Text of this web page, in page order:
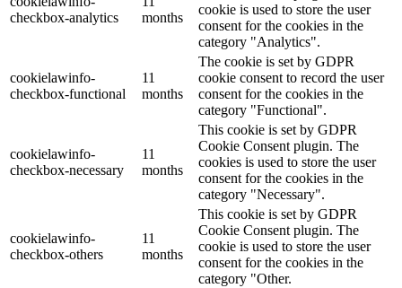
checkbox-analytics
months
cookie is used to store the user
consent for the cookies in the
category "Analytics".
cookielawinfo-
checkbox-functional
11
months
The cookie is set by GDPR
cookie consent to record the user
consent for the cookies in the
category "Functional".
cookielawinfo-
checkbox-necessary
11
months
This cookie is set by GDPR
Cookie Consent plugin. The
cookies is used to store the user
consent for the cookies in the
category "Necessary".
cookielawinfo-
checkbox-others
11
months
This cookie is set by GDPR
Cookie Consent plugin. The
cookie is used to store the user
consent for the cookies in the
category "Other.